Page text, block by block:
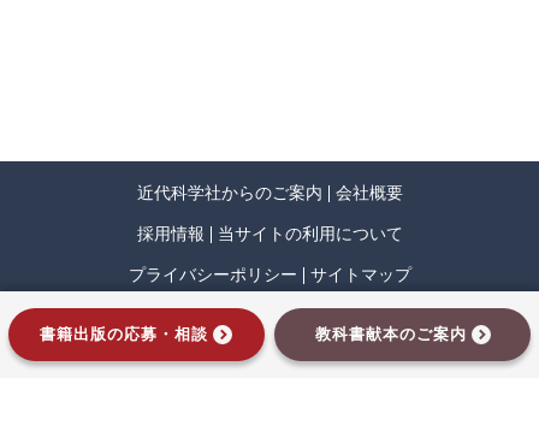
近代科学社からのご案内 会社概要
採用情報 当サイトの利用について
プライバシーポリシー サイトマップ
インプレスグループ
書籍出版の応募・相談
教科書献本のご案内